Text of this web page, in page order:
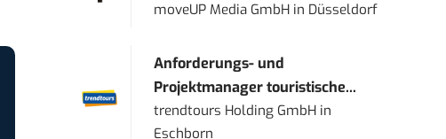
moveUP Media GmbH in Düsseldorf
Anforderungs- und
Projektmanager touristische...
trendtours Holding GmbH in
Eschborn